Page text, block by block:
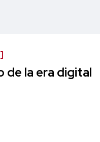
de la era digital